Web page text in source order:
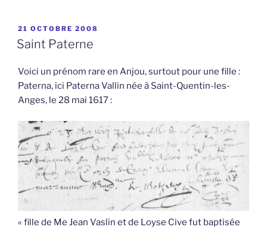
PUBLIÉ
LE
21 OCTOBRE 2008
Saint Paterne
Voici un prénom rare en Anjou, surtout pour une fille :
Paterna, ici Paterna Vallin née à Saint-Quentin-les-
Anges, le 28 mai 1617 :
« fille de Me Jean Vaslin et de Loyse Cive fut baptisée